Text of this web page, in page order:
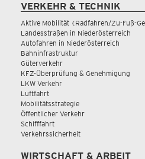
VERKEHR & TECHNIK
Aktive Mobilität (Radfahren/Zu-Fuß-
Landesstraßen in Niederösterreich
Autofahren in Niederösterreich
Bahninfrastruktur
Güterverkehr
KFZ-Überprüfung & Genehmigung
LKW Verkehr
Luftfahrt
Mobilitätsstrategie
Öffentlicher Verkehr
Schifffahrt
Verkehrssicherheit
WIRTSCHAFT & ARBEIT